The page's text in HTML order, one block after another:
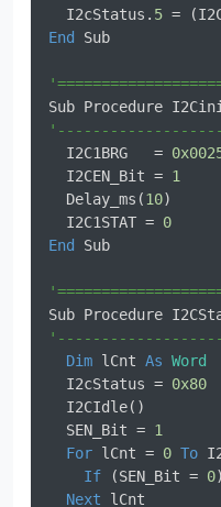
  I2cStatus.
5 =
End
Sub
  I2C1BRG   =
  I2CEN_Bit =
1
  Delay_ms(
10
  I2C1STAT =
0
End
Sub
Dim lCnt As Word
  I2cStatus =
0x80
  SEN_Bit =
1
For lCnt = 0 To
If (SEN_Bit = 0
Next